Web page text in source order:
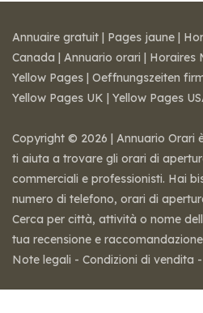
Annuaire gratuit | Pages jaune |
Canada | Annuario orari | Horaires
Yellow Pages | Oeffnungszeiten
Yellow Pages UK | Yellow Pages
Copyright © 2026 | Annuario Orari
ti aiuta a trovare gli orari di
commerciali e professionisti. Hai
numero di telefono, orari di
Cerca per città, attività o nome
tua recensione e
Note legali - Condizioni di vendita -